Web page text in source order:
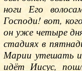
ноги Его
Господи! вот,
он уже четыре
стадиях в
Марии утешать
идёт Иисус,